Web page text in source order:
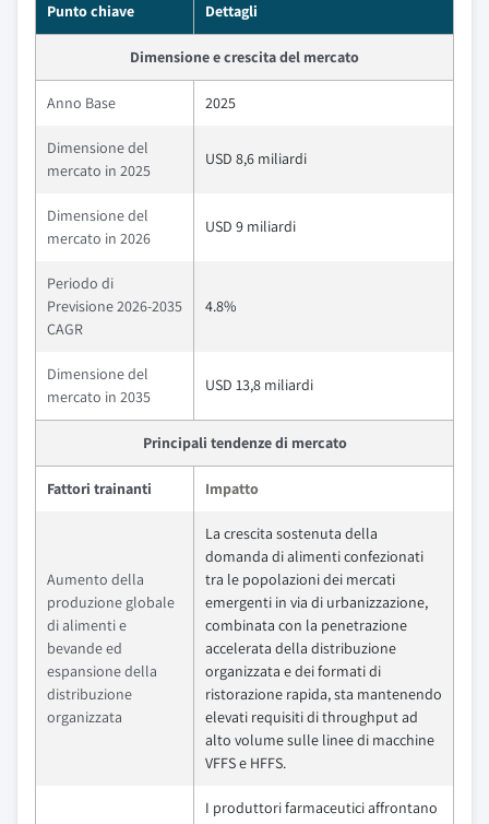
Punto chiave Dettagli
Dimensione e crescita del mercato
Anno Base 2025
Dimensione del
mercato in 2025
USD 8,6 miliardi
Dimensione del
mercato in 2026
USD 9 miliardi
Periodo di
Previsione 2026-2035
CAGR
4.8%
Dimensione del
mercato in 2035
USD 13,8 miliardi
Principali tendenze di mercato
Fattori trainanti Impatto
Aumento della
produzione globale
di alimenti e
bevande ed
espansione della
distribuzione
organizzata
La crescita sostenuta della
domanda di alimenti confezionati
tra le popolazioni dei mercati
emergenti in via di urbanizzazione,
combinata con la penetrazione
accelerata della distribuzione
organizzata e dei formati di
ristorazione rapida, sta mantenendo
elevati requisiti di throughput ad
alto volume sulle linee di macchine
VFFS e HFFS.
I produttori farmaceutici affrontano